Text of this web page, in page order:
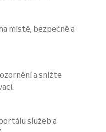
místě, bezpečně a
a snižte
služeb a